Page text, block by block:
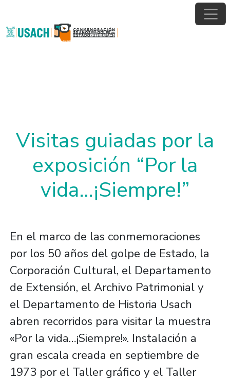
Visitas guiadas por la
exposición “Por la
vida…¡Siempre!”
En el marco de las conmemoraciones
por los 50 años del golpe de Estado, la
Corporación Cultural, el Departamento
de Extensión, el Archivo Patrimonial y
el Departamento de Historia Usach
abren recorridos para visitar la muestra
«Por la vida…¡Siempre!». Instalación a
gran escala creada en septiembre de
1973 por el Taller gráfico y el Taller